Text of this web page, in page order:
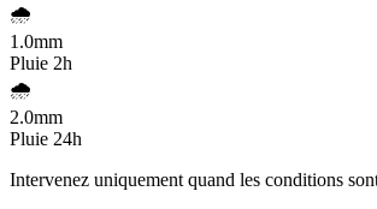
🌧️
1.0mm
Pluie 2h
🌧️
2.0mm
Pluie 24h
Intervenez uniquement quand les conditions